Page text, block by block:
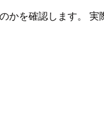
かを確認します。 実